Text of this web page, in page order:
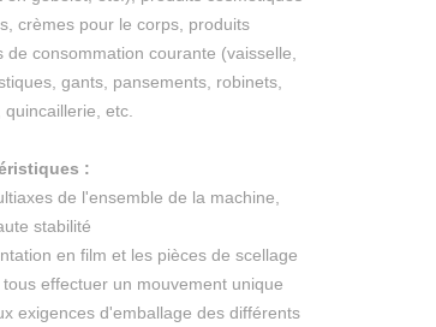
crèmes pour le corps, produits
consommation courante (vaisselle,
gants, pansements, robinets,
etc.
:
de l'ensemble de la machine,
stabilité
en film et les pièces de scellage
effectuer un mouvement unique
exigences d'emballage des différents